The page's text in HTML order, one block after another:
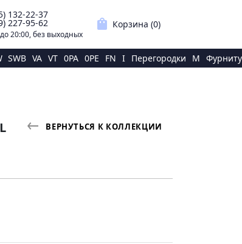
132-22-37
227-95-62
20:00, без выходных
shopping_bag Корзина (0)
SWB VA VT 0PA 0PE FN I Перегородки M
ВЕРНУТЬСЯ К КОЛЛЕКЦИИ